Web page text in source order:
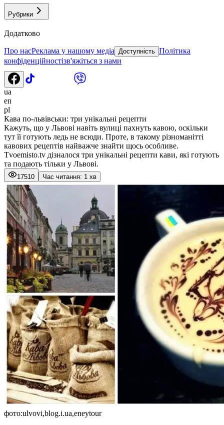
Рубрики
Додатково
Про насРеклама у нашому медіа Доступність Політика
конфіденційностізв'яжіться з нами
ua
en
pl
Кава по-львівськи: три унікальні рецепти
Кажуть, що у Львові навіть вулиці пахнуть кавою, оскільки
тут її готують ледь не всюди. Проте, в такому різноманітті
кавових рецептів найважче знайти щось особливе.
Tvoemisto.tv дізналося три унікальні рецепти кави, які готують
та подають тільки у Львові.
17510 Час читання: 1 хв
фото:ulvovi,blog.i.ua,eneytour